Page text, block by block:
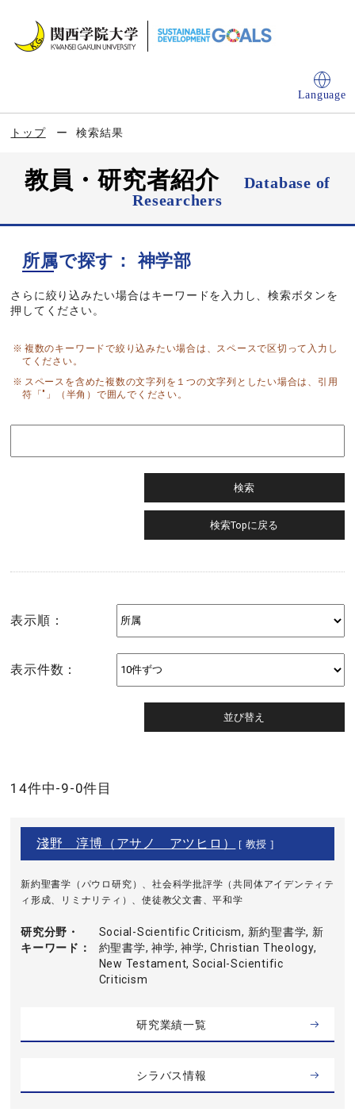
Language
トップ 検索結果
教員・研究者紹介
Database of
Researchers
所属で探す： 神学部
さらに絞り込みたい場合はキーワードを入力し、検索ボタンを
押してください。
複数のキーワードで絞り込みたい場合は、スペースで区切って入力し
てください。
スペースを含めた複数の文字列を１つの文字列としたい場合は、引用
符「"」（半角）で囲んでください。
表示順：
表示件数：
14件中-9-0件目
淺野 淳博（アサノ アツヒロ） [ 教授 ]
新約聖書学（パウロ研究）、社会科学批評学（共同体アイデンティテ
ィ形成、リミナリティ）、使徒教父文書、平和学
研究分野・
キーワード
Social-Scientific Criticism, 新約聖書学, 新
約聖書学, 神学, 神学, Christian Theology,
New Testament, Social-Scientific
Criticism
研究業績一覧
シラバス情報